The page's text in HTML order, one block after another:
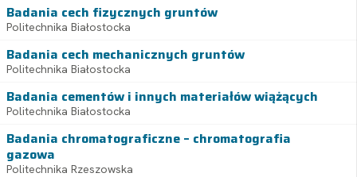
Badania cech fizycznych gruntów
Politechnika Białostocka
Badania cech mechanicznych gruntów
Politechnika Białostocka
Badania cementów i innych materiałów wiążących
Politechnika Białostocka
Badania chromatograficzne – chromatografia
gazowa
Politechnika Rzeszowska